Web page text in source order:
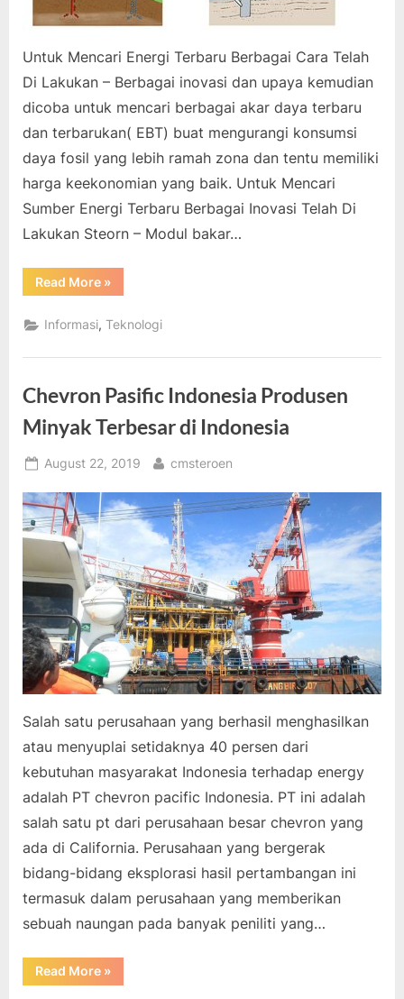
Untuk Mencari Energi Terbaru Berbagai Cara Telah
Di Lakukan – Berbagai inovasi dan upaya kemudian
dicoba untuk mencari berbagai akar daya terbaru
dan terbarukan( EBT) buat mengurangi konsumsi
daya fosil yang lebih ramah zona dan tentu memiliki
harga keekonomian yang baik. Untuk Mencari
Sumber Energi Terbaru Berbagai Inovasi Telah Di
Lakukan Steorn – Modul bakar…
Read More“Untuk
Mencari
Energi
Terbaru
Inovasi
Lakukan”
»
Informasi,Teknologi
Chevron Pasific Indonesia Produsen
Minyak Terbesar di Indonesia
Posted
August 22, 2019 By
cmsteroen
Salah satu perusahaan yang berhasil menghasilkan
atau menyuplai setidaknya 40 persen dari
kebutuhan masyarakat Indonesia terhadap energy
adalah PT chevron pacific Indonesia. PT ini adalah
salah satu pt dari perusahaan besar chevron yang
ada di California. Perusahaan yang bergerak
bidang-bidang eksplorasi hasil pertambangan ini
termasuk dalam perusahaan yang memberikan
sebuah naungan pada banyak peniliti yang…
Read More“Chevron
Pasific
»